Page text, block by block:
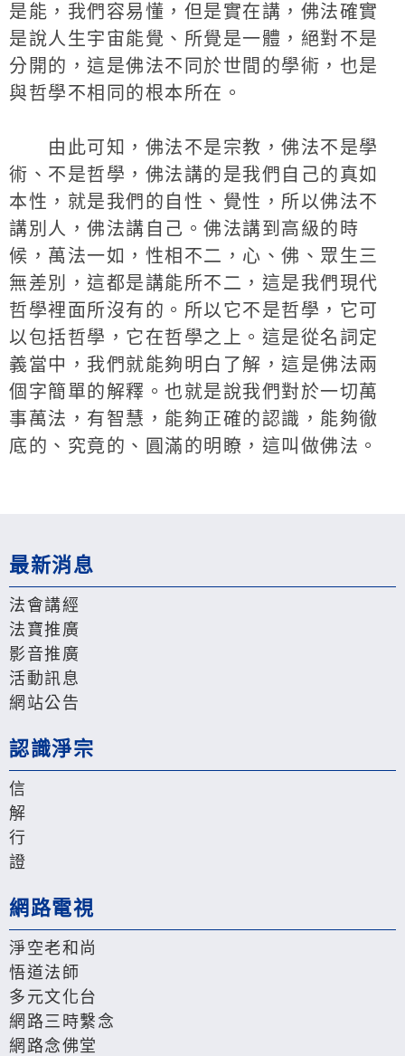
是能，我們容易懂，但是實在講，佛法確實
是說人生宇宙能覺、所覺是一體，絕對不是
分開的，這是佛法不同於世間的學術，也是
與哲學不相同的根本所在。
由此可知，佛法不是宗教，佛法不是學
術、不是哲學，佛法講的是我們自己的真如
本性，就是我們的自性、覺性，所以佛法不
講別人，佛法講自己。佛法講到高級的時
候，萬法一如，性相不二，心、佛、眾生三
無差別，這都是講能所不二，這是我們現代
哲學裡面所沒有的。所以它不是哲學，它可
以包括哲學，它在哲學之上。這是從名詞定
義當中，我們就能夠明白了解，這是佛法兩
個字簡單的解釋。也就是說我們對於一切萬
事萬法，有智慧，能夠正確的認識，能夠徹
底的、究竟的、圓滿的明瞭，這叫做佛法。
最新消息
法會講經
法寶推廣
影音推廣
活動訊息
網站公告
認識淨宗
信
解
行
證
網路電視
淨空老和尚
悟道法師
多元文化台
網路三時繫念
網路念佛堂